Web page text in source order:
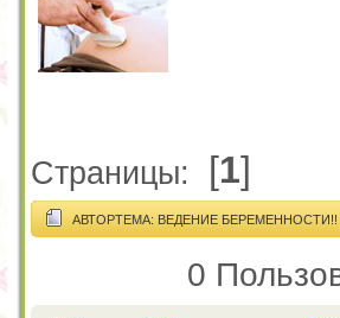
Страницы: [1]
АВТОРТЕМА: ВЕДЕНИЕ БЕРЕМЕННОСТИ!!
0